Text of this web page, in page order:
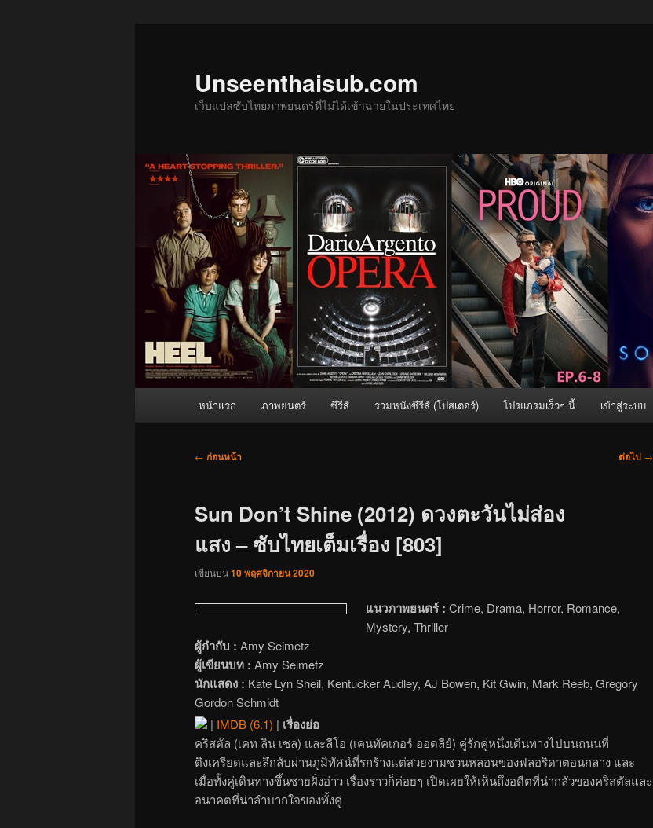
Unseenthaisub.com
เว็บแปลซับไทยภาพยนตร์ที่ไม่ได้เข้าฉายในประเทศไทย
หน้าแรก ภาพยนตร์ ซีรีส์ รวมหนังซีรีส์ (โปสเตอร์) โปรแกรมเร็วๆ นี้ เข้าสู่ระบบ
เมนู
← ก่อนหน้า ต่อไป →
Sun Don’t Shine (2012) ดวงตะวันไม่ส่อง
แสง – ซับไทยเต็มเรื่อง [803]
เขียนบน10 พฤศจิกายน 2020
แนวภาพยนตร์ : Crime, Drama, Horror, Romance,
Mystery, Thriller
ผู้กำกับ : Amy Seimetz
ผู้เขียนบท : Amy Seimetz
นักแสดง : Kate Lyn Sheil, Kentucker Audley, AJ Bowen, Kit Gwin, Mark Reeb, Gregory
Gordon Schmidt
| IMDB (6.1) | เรื่องย่อ
คริสตัล (เคท ลิน เชล) และลีโอ (เคนทัคเกอร์ ออดลีย์) คู่รักคู่หนึ่งเดินทางไปบนถนนที่
ตึงเครียดและลึกลับผ่านภูมิทัศน์ที่รกร้างแต่สวยงามชวนหลอนของฟลอริดาตอนกลาง และ
เมื่อทั้งคู่เดินทางขึ้นชายฝั่งอ่าว เรื่องราวก็ค่อยๆ เปิดเผยให้เห็นถึงอดีตที่น่ากลัวของคริสตัลและ
อนาคตที่น่าลำบากใจของทั้งคู่